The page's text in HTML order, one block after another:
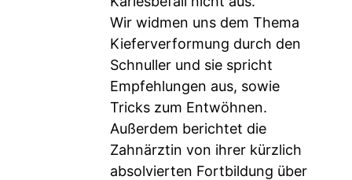
Wir widmen uns dem Thema
Kieferverformung durch den
Schnuller und sie spricht
Empfehlungen aus, sowie
Tricks zum Entwöhnen.
Außerdem berichtet die
Zahnärztin von ihrer kürzlich
absolvierten Fortbildung über